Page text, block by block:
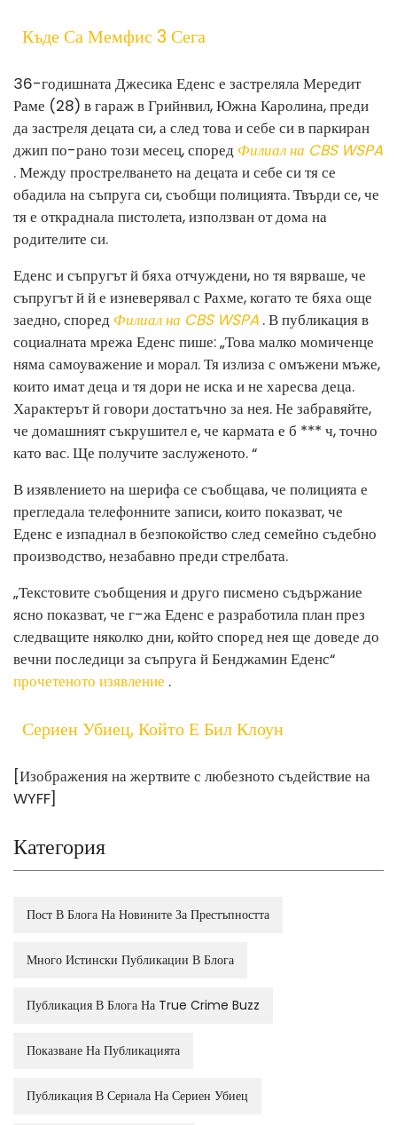
Къде Са Мемфис 3 Сега
36-годишната Джесика Еденс е застреляла Мередит
Раме (28) в гараж в Грийнвил, Южна Каролина, преди
да застреля децата си, а след това и себе си в паркиран
джип по-рано този месец, според Филиал на CBS WSPA
. Между прострелването на децата и себе си тя се
обадила на съпруга си, съобщи полицията. Твърди се, че
тя е откраднала пистолета, използван от дома на
родителите си.
Еденс и съпругът й бяха отчуждени, но тя вярваше, че
съпругът й й е изневерявал с Рахме, когато те бяха още
заедно, според Филиал на CBS WSPA . В публикация в
социалната мрежа Еденс пише: „Това малко момиченце
няма самоуважение и морал. Тя излиза с омъжени мъже,
които имат деца и тя дори не иска и не харесва деца.
Характерът й говори достатъчно за нея. Не забравяйте,
че домашният съкрушител е, че кармата е б *** ч, точно
като вас. Ще получите заслуженото. “
В изявлението на шерифа се съобщава, че полицията е
прегледала телефонните записи, които показват, че
Еденс е изпаднал в безпокойство след семейно съдебно
производство, незабавно преди стрелбата.
„Текстовите съобщения и друго писмено съдържание
ясно показват, че г-жа Еденс е разработила план през
следващите няколко дни, който според нея ще доведе до
вечни последици за съпруга й Бенджамин Еденс“
прочетеното изявление .
Сериен Убиец, Който Е Бил Клоун
[Изображения на жертвите с любезното съдействие на
WYFF]
Категория
Пост В Блога На Новините За Престъпността
Много Истински Публикации В Блога
Публикация В Блога На True Crime Buzz
Показване На Публикацията
Публикация В Сериала На Сериен Убиец